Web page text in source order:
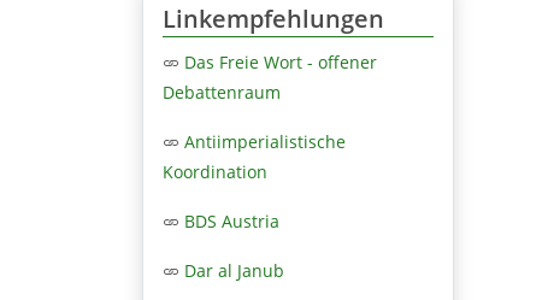
Linkempfehlungen
Das Freie Wort - offener
Debattenraum
Antiimperialistische
Koordination
BDS Austria
Dar al Janub